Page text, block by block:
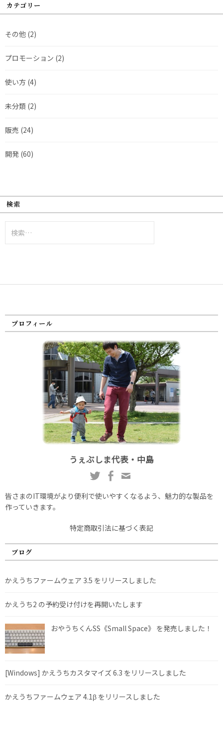
カテゴリー
その他 (2)
プロモーション (2)
使い方 (4)
未分類 (2)
販売 (24)
開発 (60)
検索
索:
プロフィール
うぇぶしま代表・中島
皆さまのIT環境がより便利で使いやすくなるよう、魅力的な製品を
作っていきます。
特定商取引法に基づく表記
ブログ
かえうちファームウェア 3.5 をリリースしました
かえうち2 の予約受け付けを再開いたします
おやうちくんSS《Small Space》 を発売しました！
[Windows] かえうちカスタマイズ 6.3 をリリースしました
かえうちファームウェア 4.1β をリリースしました